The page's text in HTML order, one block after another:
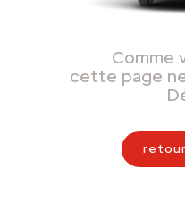
Comme
cette page